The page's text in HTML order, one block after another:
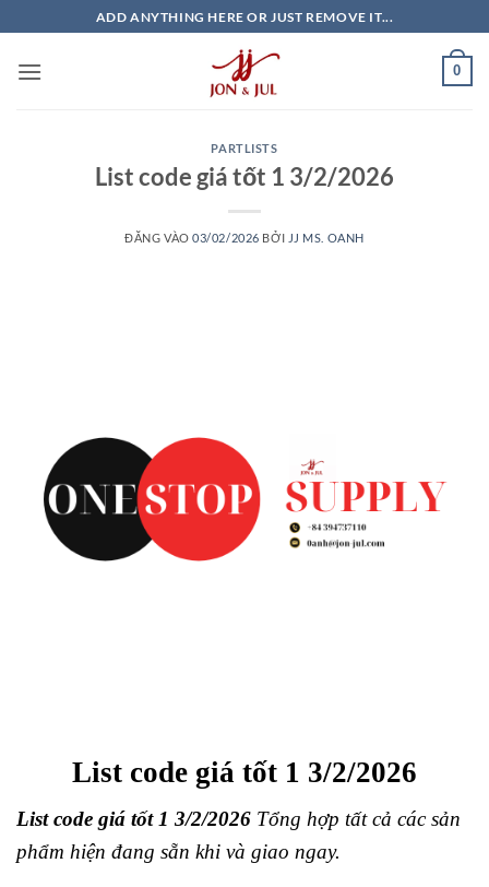
qua
nội
ADD ANYTHING HERE OR JUST REMOVE IT...
0
PARTLISTS
List code giá tốt 1 3/2/2026
ĐĂNG VÀO03/02/2026 BỞI JJ MS. OANH
List code giá tốt 1 3/2/2026
List code giá tốt 1 3/2/2026 Tổng hợp tất cả các sản
phẩm hiện đang sẵn khi và giao ngay.